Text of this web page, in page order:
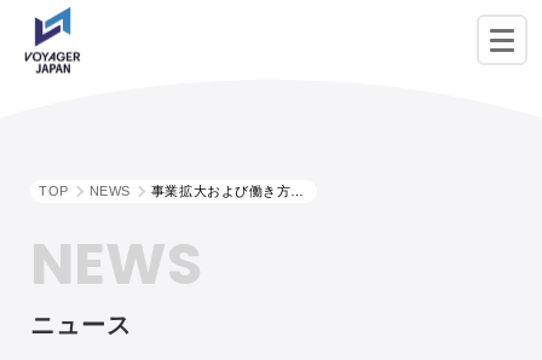
NEWS
ニュース
TOP NEWS